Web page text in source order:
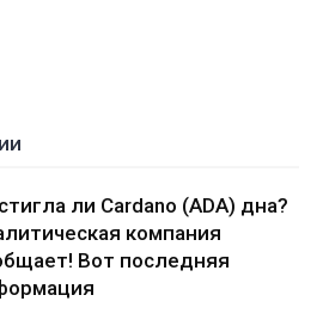
ли Cardano (ADA) дна?
компания
Вот последняя